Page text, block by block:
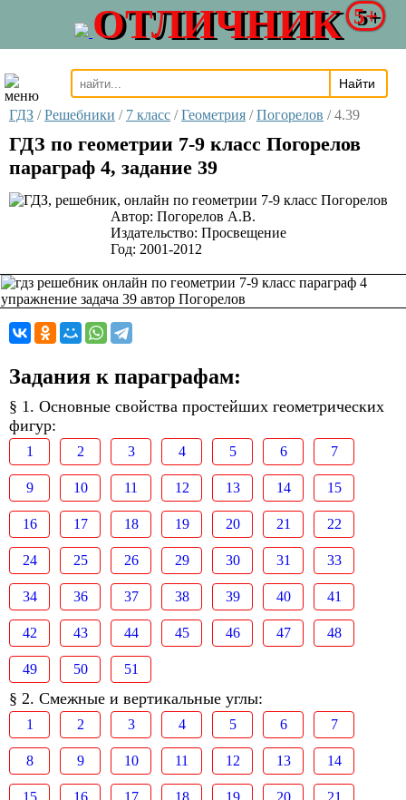
ОТЛИЧНИК 5+
ГДЗ / Решебники / 7 класс / Геометрия / Погорелов / 4.39
ГДЗ по геометрии 7-9 класс Погорелов
параграф 4, задание 39
Автор: Погорелов А.В.
Издательство: Просвещение
Год: 2001-2012
Задания к параграфам:
§ 1. Основные свойства простейших геометрических
фигур:
1 2 3 4 5 6 7
9 10 11 12 13 14 15
16 17 18 19 20 21 22
24 25 26 29 30 31 33
34 36 37 38 39 40 41
42 43 44 45 46 47 48
49 50 51
§ 2. Смежные и вертикальные углы:
1 2 3 4 5 6 7
8 9 10 11 12 13 14
15 16 17 18 19 20 21